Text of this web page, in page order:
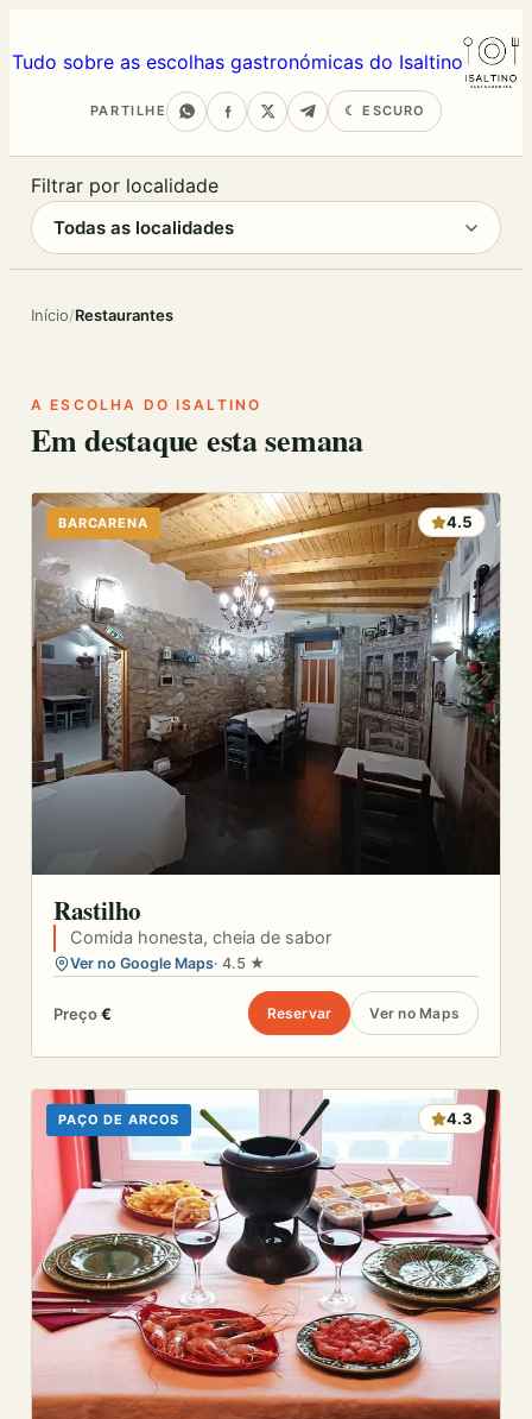
Tudo sobre as escolhas gastronómicas do Isaltino
PARTILHE ☾ ESCURO
Filtrar por localidade
Início/Restaurantes
A ESCOLHA DO ISALTINO
Em destaque esta semana
BARCARENA 4.5
Rastilho
Comida honesta, cheia de sabor
Ver no Google Maps· 4.5 ★
Preço€ Reservar Ver no Maps
PAÇO DE ARCOS 4.3